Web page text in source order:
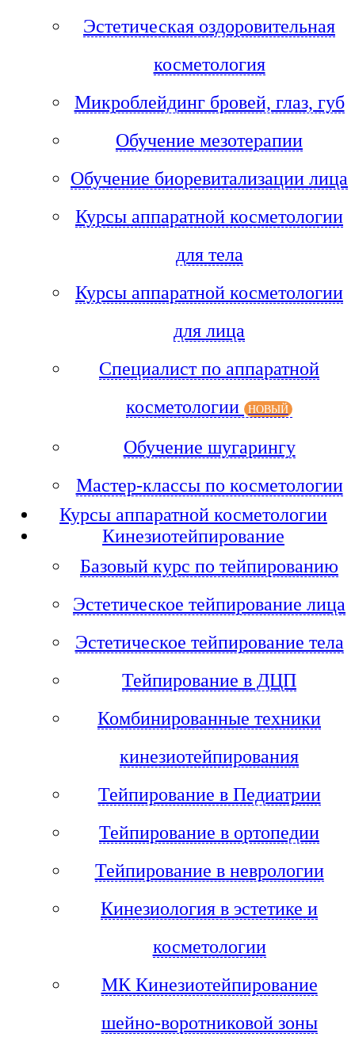
Эстетическая оздоровительная
косметология
Микроблейдинг бровей, глаз, губ
Обучение мезотерапии
Обучение биоревитализации лица
Курсы аппаратной косметологии
для тела
Курсы аппаратной косметологии
для лица
Специалист по аппаратной
косметологии
НОВЫЙ
Обучение шугарингу
Мастер-классы по косметологии
Курсы аппаратной косметологии
Кинезиотейпирование
Базовый курс по тейпированию
Эстетическое тейпирование лица
Эстетическое тейпирование тела
Тейпирование в ДЦП
Комбинированные техники
кинезиотейпирования
Тейпирование в Педиатрии
Тейпирование в ортопедии
Тейпирование в неврологии
Кинезиология в эстетике и
косметологии
МК Кинезиотейпирование
шейно-воротниковой зоны